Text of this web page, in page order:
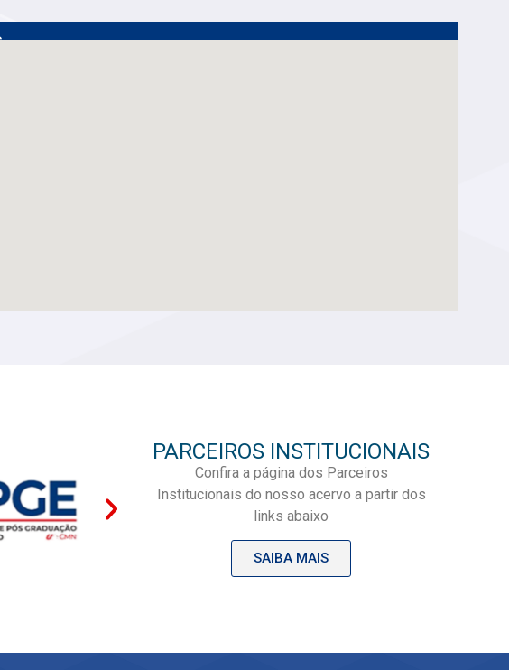
PARCEIROS INSTITUCIONAIS
Confira a página dos Parceiros
Institucionais do nosso acervo a partir dos
links abaixo
SAIBA MAIS